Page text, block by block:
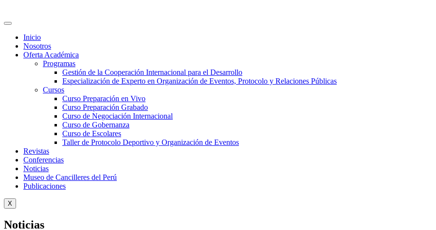
Inicio
Nosotros
Oferta Académica
Programas
Gestión de la Cooperación Internacional para el Desarrollo
Especialización de Experto en Organización de Eventos, Protocolo y Relaciones Públicas
Cursos
Curso Preparación en Vivo
Curso Preparación Grabado
Curso de Negociación Internacional
Curso de Gobernanza
Curso de Escolares
Taller de Protocolo Deportivo y Organización de Eventos
Revistas
Conferencias
Noticias
Museo de Cancilleres del Perú
Publicaciones
X
Noticias